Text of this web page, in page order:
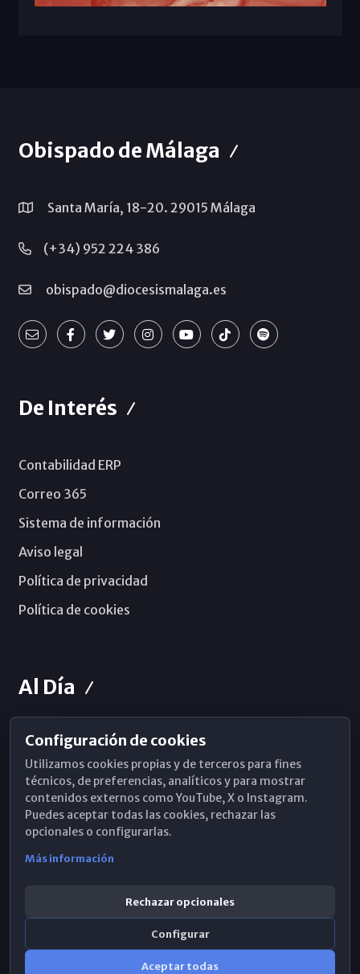
Obispado de Málaga
Santa María, 18-20. 29015 Málaga
(+34) 952 224 386
obispado@diocesismalaga.es
De Interés
Contabilidad ERP
Correo 365
Sistema de información
Aviso legal
Política de privacidad
Política de cookies
Al Día
Horarios de Misa
Hemeroteca
WhatsApp
Configuración de cookies
Utilizamos cookies propias y de terceros para fines
técnicos, de preferencias, analíticos y para mostrar
contenidos externos como YouTube, X o Instagram.
Puedes aceptar todas las cookies, rechazar las
opcionales o configurarlas.
Más información
Rechazar opcionales
Configurar
Aceptar todas